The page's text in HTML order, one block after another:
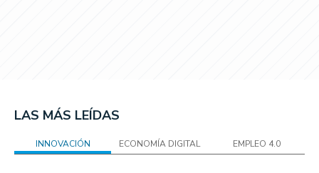
LAS MÁS LEÍDAS
INNOVACIÓN ECONOMÍA DIGITAL EMPLEO 4.0